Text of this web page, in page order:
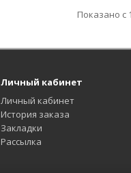
Показано с
Личный кабинет
Личный кабинет
История заказа
Закладки
Рассылка